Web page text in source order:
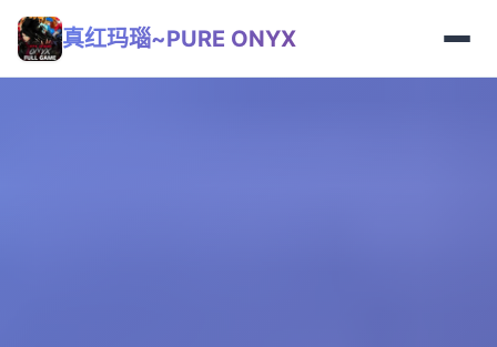
真红玛瑙~PURE ONYX